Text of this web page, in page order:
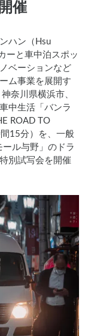
催
ハン（Hsu
ーと車中泊スポッ
ベーションなど
ム事業を展開す
奈川県横浜市、
中生活「バンラ
ROAD TO
15分）を、一般
ル与野」のドラ
別試写会を開催